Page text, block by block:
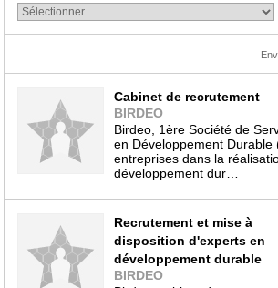
Cabinet de recrutement
BIRDEO
Birdeo, 1ère Société de
en Développement Durable
entreprises dans la
développement dur…
Recrutement et mise à
disposition d'experts en
développement durable
BIRDEO